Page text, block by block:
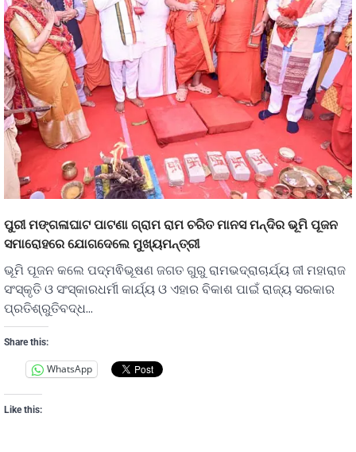
ପୁରୀ ମଙ୍ଗଳାଘାଟ ପାଟଣା ଗ୍ରାମ ରାମ ଚରିତ ମାନସ ମନ୍ଦିର ଭୂମି ପୂଜନ
ସମାରୋହରେ ଯୋଗଦେଲେ ମୁଖ୍ୟମନ୍ତ୍ରୀ
ଭୂମି ପୂଜନ କଲେ ପଦ୍ମଵିଭୂଷଣ ଜଗତ ଗୁରୁ ରାମଭଦ୍ରାଚାର୍ଯ୍ୟ ଜୀ ମହାରାଜ
ସଂସ୍କୃତି ଓ ସଂସ୍କାରଧର୍ମୀ କାର୍ଯ୍ୟ ଓ ଏହାର ବିକାଶ ପାଇଁ ରାଜ୍ୟ ସରକାର
ପ୍ରତିଶ୍ରୁତିବଦ୍ଧ…
Share this:
WhatsApp
Like this: